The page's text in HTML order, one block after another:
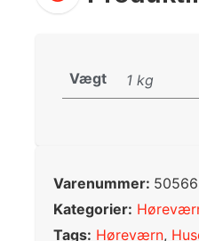
Vægt 1 kg
Varenummer:
Kategorier:
Tags: Høreværn,